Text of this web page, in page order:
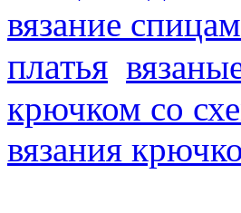
вязание
платья
крючком со
вязания